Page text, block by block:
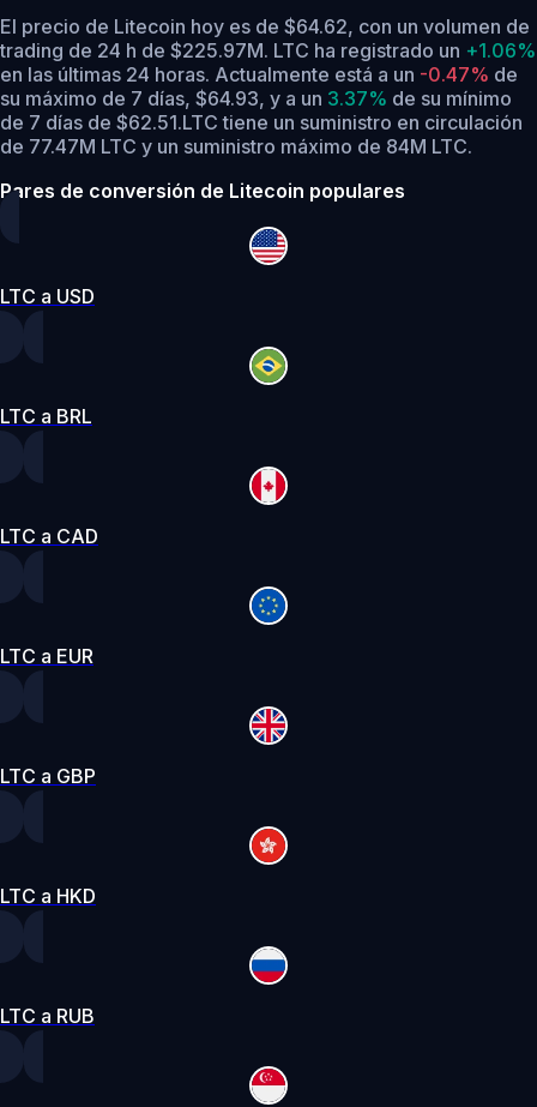
El precio de Litecoin hoy es de $64.62, con un volumen de
trading de 24 h de $225.97M. LTC ha registrado un +1.06%
en las últimas 24 horas. Actualmente está a un -0.47% de
su máximo de 7 días, $64.93, y a un 3.37% de su mínimo
de 7 días de $62.51.LTC tiene un suministro en circulación
de 77.47M LTC y un suministro máximo de 84M LTC.
Pares de conversión de Litecoin populares
LTC a USD
LTC a BRL
LTC a CAD
LTC a EUR
LTC a GBP
LTC a HKD
LTC a RUB